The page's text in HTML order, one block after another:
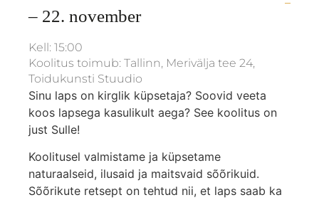
– 22. november
Kell: 15:00
Koolitus toimub: Tallinn, Merivälja tee 24,
Toidukunsti Stuudio
Sinu laps on kirglik küpsetaja? Soovid veeta
koos lapsega kasulikult aega? See koolitus on
just Sulle!
Koolitusel valmistame ja küpsetame
naturaalseid, ilusaid ja maitsvaid sõõrikuid.
Sõõrikute retsept on tehtud nii, et laps saab ka